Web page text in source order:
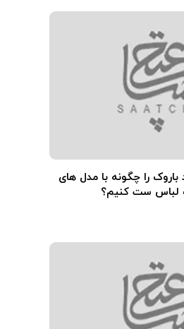
باروک را چگونه با مدل های
لباس ست کنیم؟